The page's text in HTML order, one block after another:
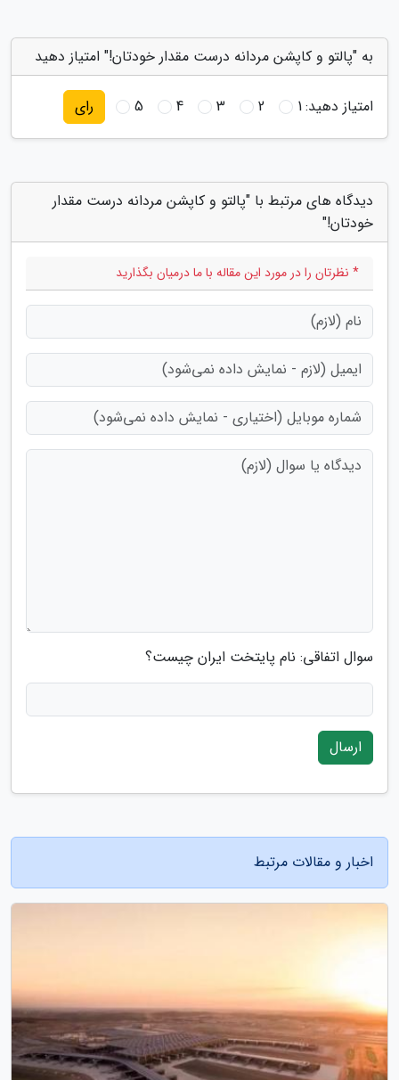
به "پالتو و کاپشن مردانه درست مقدار خودتان!" امتیاز دهید
امتیاز دهید:1
2
3
4
5 رای
دیدگاه های مرتبط با "پالتو و کاپشن مردانه درست مقدار
خودتان!"
* نظرتان را در مورد این مقاله با ما درمیان بگذارید
سوال اتفاقی: نام پایتخت ایران چیست؟
ارسال
اخبار و مقالات مرتبط